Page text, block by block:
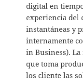
digital en
experiencia del
instantáneas y
internamente
in Business).
que toma
los cliente las